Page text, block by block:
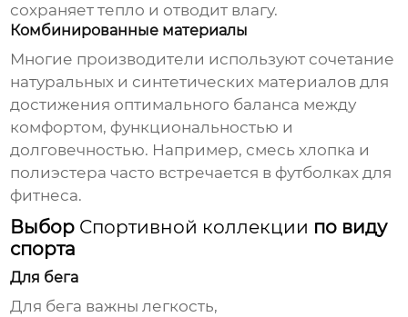
сохраняет тепло и отводит влагу.
Комбинированные материалы
Многие производители используют сочетание
натуральных и синтетических материалов для
достижения оптимального баланса между
комфортом, функциональностью и
долговечностью. Например, смесь хлопка и
полиэстера часто встречается в футболках для
фитнеса.
Выбор Спортивной коллекции по виду
спорта
Для бега
Для бега важны легкость,